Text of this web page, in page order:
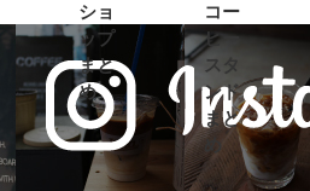
ショ
ップ
まと
め
コー
ヒー
スタ
ンド
まと
め